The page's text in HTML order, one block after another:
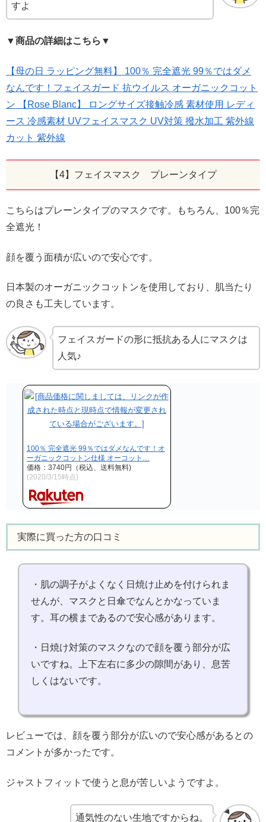
すよ
▼商品の詳細はこちら▼
【母の日 ラッピング無料】 100％ 完全遮光 99％ではダメ
なんです！フェイスガード 抗ウイルス オーガニックコット
ン 【Rose Blanc】 ロングサイズ接触冷感 素材使用 レディ
ース 冷感素材 UVフェイスマスク UV対策 撥水加工 紫外線
カット 紫外線
【4】フェイスマスク プレーンタイプ
こちらはプレーンタイプのマスクです。もちろん、100％完
全遮光！
顔を覆う面積が広いので安心です。
日本製のオーガニックコットンを使用しており、肌当たり
の良さも工夫しています。
フェイスガードの形に抵抗ある人にマスクは
人気♪
100％ 完全遮光 99％ではダメなんです！オ
ーガニックコットン仕様 オーコット…
価格：3740円（税込、送料無料)
(2020/3/15時点)
実際に買った方の口コミ
・肌の調子がよくなく日焼け止めを付けられま
せんが、マスクと日傘でなんとかなっていま
す。耳の横まであるので安心感があります。
・日焼け対策のマスクなので顔を覆う部分が広
いですね。上下左右に多少の隙間があり、息苦
しくはないです。
レビューでは、顔を覆う部分が広いので安心感があるとの
コメントが多かったです。
ジャストフィットで使うと息が苦しいようですよ。
通気性のない生地ですからね。